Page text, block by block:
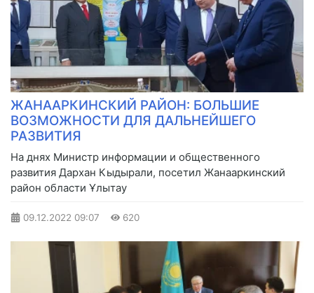
ЖАНААРКИНСКИЙ РАЙОН: БОЛЬШИЕ
ВОЗМОЖНОСТИ ДЛЯ ДАЛЬНЕЙШЕГО
РАЗВИТИЯ
На днях Министр информации и общественного
развития Дархан Кыдырали, посетил Жанааркинский
район области Ұлытау
09.12.2022 09:07 620